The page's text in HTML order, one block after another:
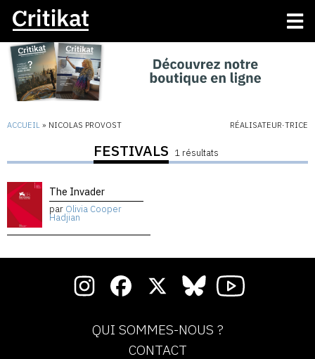
ACCUEIL » NICOLAS PROVOST RÉALISATEUR·TRICE
FESTIVALS 1 résultats
The Invader
par Olivia Cooper
Hadjian
QUI SOMMES-NOUS ?
CONTACT